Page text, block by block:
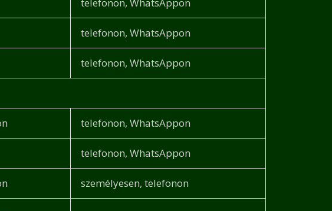
telefonon, WhatsAppon
telefonon, WhatsAppon
telefonon, WhatsAppon
telefonon, WhatsAppon
telefonon, WhatsAppon
személyesen, telefonon